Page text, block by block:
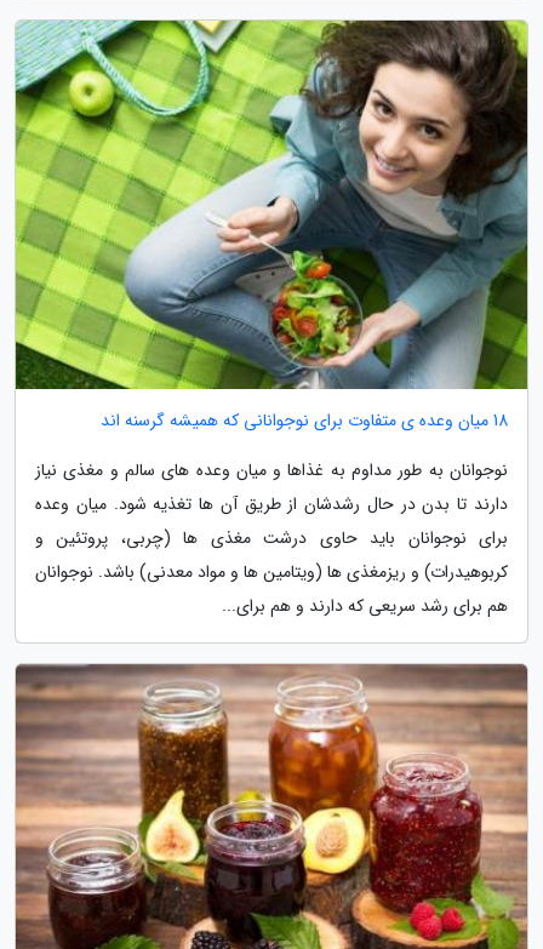
18 میان وعده ی متفاوت برای نوجوانانی که همیشه گرسنه اند
نوجوانان به طور مداوم به غذاها و میان وعده های سالم و مغذی نیاز
دارند تا بدن در حال رشدشان از طریق آن ها تغذیه شود. میان وعده
برای نوجوانان باید حاوی درشت مغذی ها (چربی، پروتئین و
کربوهیدرات) و ریزمغذی ها (ویتامین ها و مواد معدنی) باشد. نوجوانان
هم برای رشد سریعی که دارند و هم برای...